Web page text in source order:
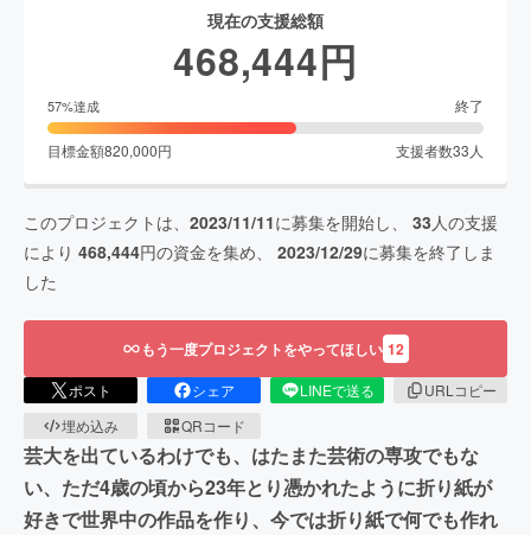
現在の支援総額
468,444円
57%達成 終了
目標金額820,000円 支援者数33 人
このプロジェクトは、 2023/11/11に募集を開始し、 33人の支援
により 468,444円の資金を集め、 2023/12/29に募集を終了しま
した
もう一度プロジェクトをやってほしい 12
ポスト シェア LINEで送る
URLコピー
埋め込み
QRコード
芸大を出ているわけでも、はたまた芸術の専攻でもな
い、ただ4歳の頃から23年とり憑かれたように折り紙が
好きで世界中の作品を作り、今では折り紙で何でも作れ